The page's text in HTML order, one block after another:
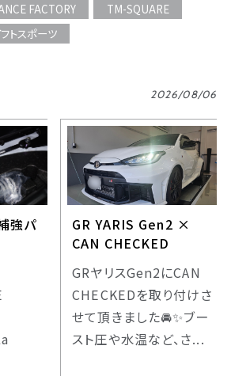
2026/08/06
FACTORY
TM-SQUARE
トスポーツ
強パ
GR YARIS Gen2 ×
CAN CHECKED
GRヤリスGen2にCAN
CHECKEDを取り付けさ
せて頂きました🚘️✨️ブー
スト圧や水温など、さ...